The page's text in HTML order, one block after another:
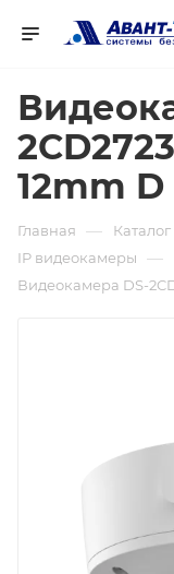
12mm D
Главная — Каталог
IP видеокамеры —
Видеокамера DS-